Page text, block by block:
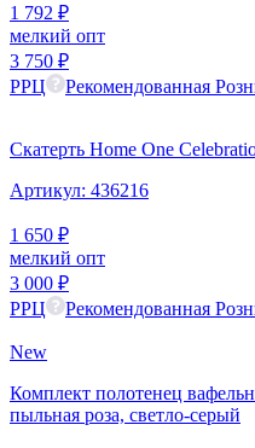
1 792 ₽
мелкий опт
3 750 ₽
РРЦ
Рекомендованная
Скатерть Home One
Артикул: 436216
1 650 ₽
мелкий опт
3 000 ₽
РРЦ
Рекомендованная
New
Комплект полотенец
пыльная роза, светло-серый